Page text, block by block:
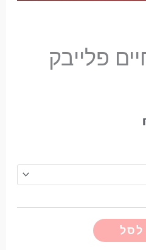
פלייבק
לסל Alternative: